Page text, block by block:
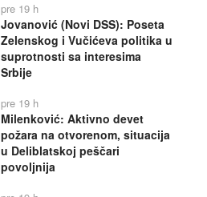
pre 19 h
Jovanović (Novi DSS): Poseta
Zelenskog i Vučićeva politika u
suprotnosti sa interesima
Srbije
pre 19 h
Milenković: Aktivno devet
požara na otvorenom, situacija
u Deliblatskoj peščari
povoljnija